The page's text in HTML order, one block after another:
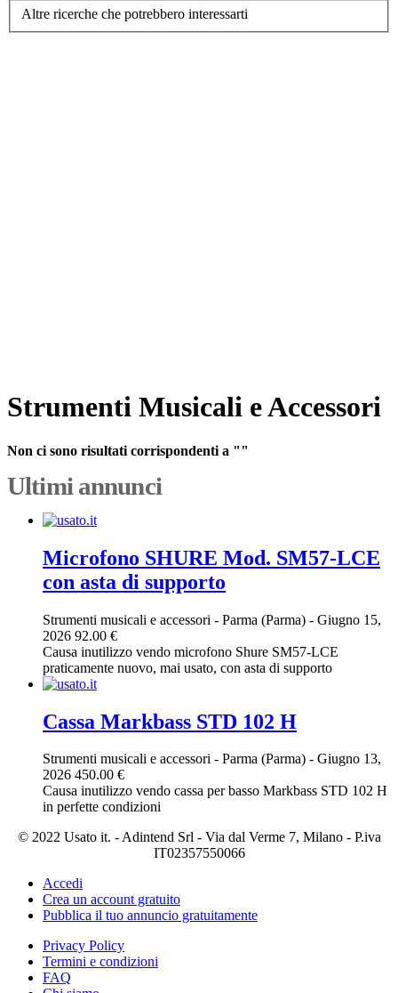
Altre ricerche che potrebbero interessarti
Strumenti Musicali e Accessori
Non ci sono risultati corrispondenti a ""
Ultimi annunci
Microfono SHURE Mod. SM57-LCE
con asta di supporto
Strumenti musicali e accessori - Parma (Parma) - Giugno 15,
2026 92.00 €
Causa inutilizzo vendo microfono Shure SM57-LCE
praticamente nuovo, mai usato, con asta di supporto
Cassa Markbass STD 102 H
Strumenti musicali e accessori - Parma (Parma) - Giugno 13,
2026 450.00 €
Causa inutilizzo vendo cassa per basso Markbass STD 102 H
in perfette condizioni
© 2022 Usato it. - Adintend Srl - Via dal Verme 7, Milano - P.iva
IT02357550066
Accedi
Crea un account gratuito
Pubblica il tuo annuncio gratuitamente
Privacy Policy
Termini e condizioni
FAQ